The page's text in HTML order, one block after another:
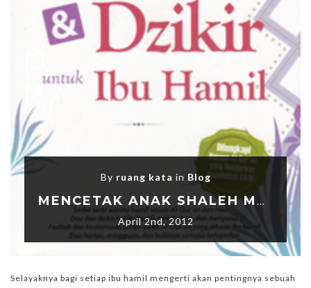
By ruang kata in Blog
MENCETAK ANAK SHALEH MELALUI DOA DAN ZIKIR SEJAK KANDUNGAN
April 2nd, 2012
Selayaknya bagi setiap ibu hamil mengerti akan pentingnya sebuah